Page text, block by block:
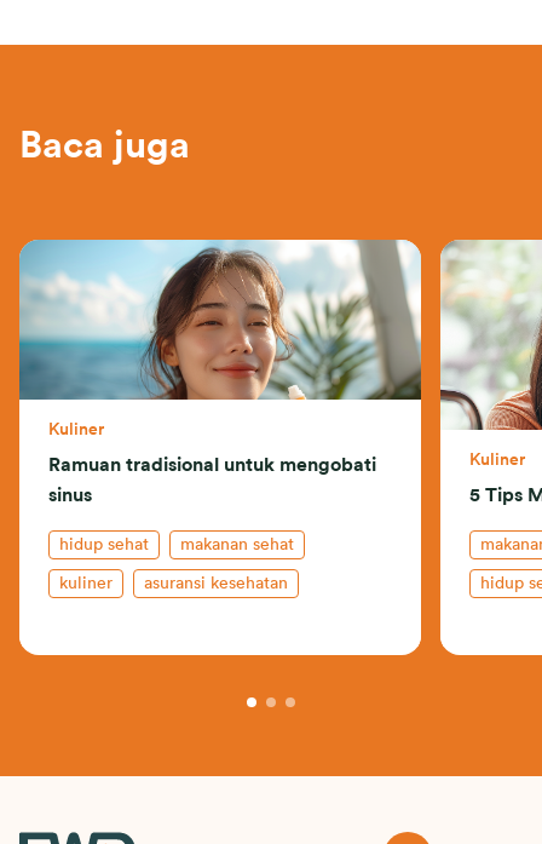
Baca juga
Kuliner
Ramuan tradisional untuk mengobati
sinus
hidup sehat makanan sehat
kuliner asuransi kesehatan
Kuliner
5 Tips
hidup